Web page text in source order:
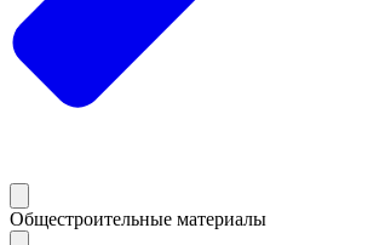
Общестроительные материалы